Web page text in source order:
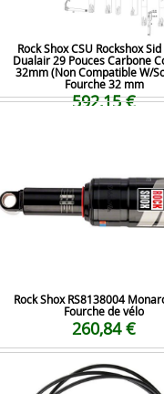
Rock Shox CSU Rockshox Sid
Dualair 29 Pouces Carbone
32mm (Non Compatible W/
Fourche 32 mm
592,15 €
Rock Shox RS8138004
Fourche de vélo
260,84 €